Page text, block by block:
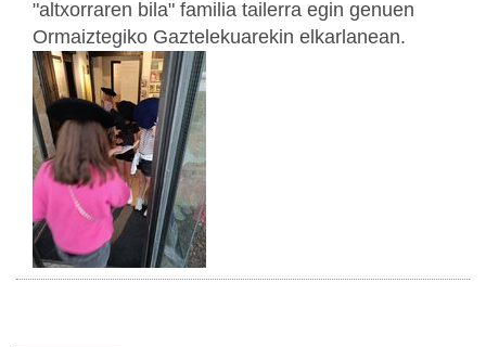
"altxorraren bila" familia tailerra egin genuen
Ormaiztegiko Gaztelekuarekin elkarlanean.